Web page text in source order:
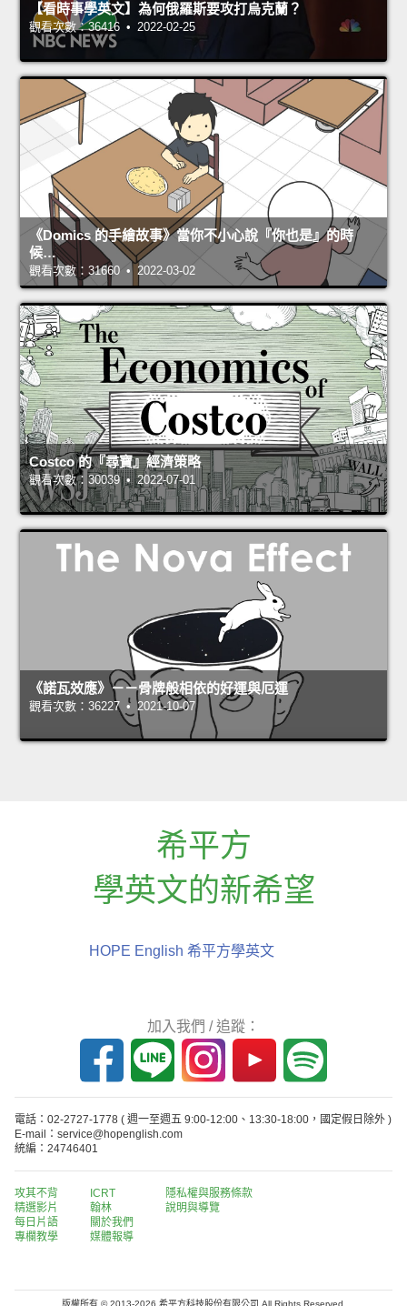
【看時事學英文】為何俄羅斯要攻打烏克蘭？
觀看次數：36416 • 2022-02-25
《Domics 的手繪故事》當你不小心說『你也是』的時
候…
觀看次數：31660 • 2022-03-02
Costco 的『尋寶』經濟策略
觀看次數：30039 • 2022-07-01
《諾瓦效應》－－骨牌般相依的好運與厄運
觀看次數：36227 • 2021-10-07
希平方
學英文的新希望
HOPE English 希平方學英文
加入我們 / 追蹤：
電話：02-2727-1778 ( 週一至週五 9:00-12:00、13:30-18:00，國定假日除外 )
E-mail：service@hopenglish.com
統編：24746401
攻其不背
精選影片
每日片語
專欄教學
ICRT
翰林
關於我們
媒體報導
隱私權與服務條款
說明與導覽
版權所有 © 2013-2026 希平方科技股份有限公司 All Rights Reserved.